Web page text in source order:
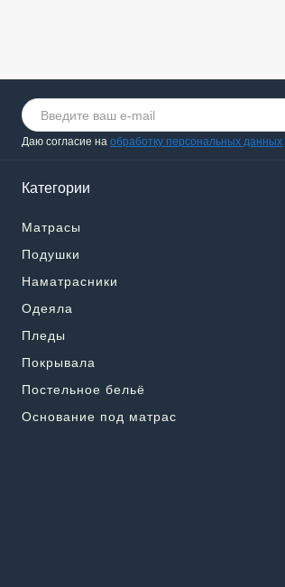
Даю согласие на обработку персональных данных
Категории
Матрасы
Подушки
Наматрасники
Одеяла
Пледы
Покрывала
Постельное бельё
Основание под матрас